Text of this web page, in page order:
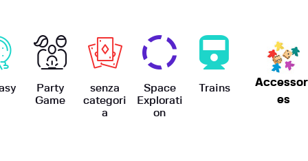
Party
Game
senza
categori
a
Space
Explorati
on
Trains
es
CASE EDITRICI
AIUTO